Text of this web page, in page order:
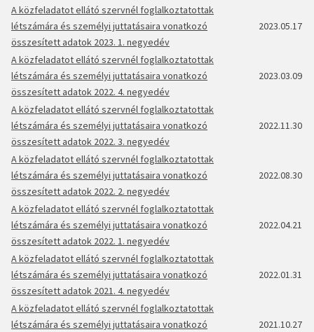
A közfeladatot ellátó szervnél foglalkoztatottak
létszámára és személyi juttatásaira vonatkozó
összesített adatok 2023. 1. negyedév
2023.05.17
A közfeladatot ellátó szervnél foglalkoztatottak
létszámára és személyi juttatásaira vonatkozó
összesített adatok 2022. 4. negyedév
2023.03.09
A közfeladatot ellátó szervnél foglalkoztatottak
létszámára és személyi juttatásaira vonatkozó
összesített adatok 2022. 3. negyedév
2022.11.30
A közfeladatot ellátó szervnél foglalkoztatottak
létszámára és személyi juttatásaira vonatkozó
összesített adatok 2022. 2. negyedév
2022.08.30
A közfeladatot ellátó szervnél foglalkoztatottak
létszámára és személyi juttatásaira vonatkozó
összesített adatok 2022. 1. negyedév
2022.04.21
A közfeladatot ellátó szervnél foglalkoztatottak
létszámára és személyi juttatásaira vonatkozó
összesített adatok 2021. 4. negyedév
2022.01.31
A közfeladatot ellátó szervnél foglalkoztatottak
létszámára és személyi juttatásaira vonatkozó
2021.10.27